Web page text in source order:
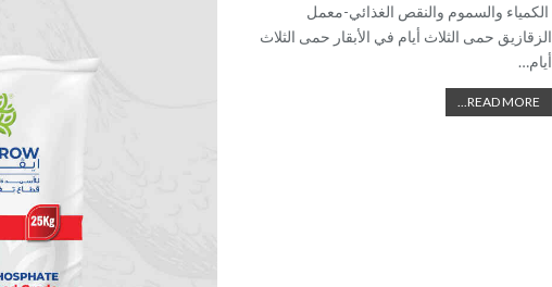
الكمياء والسموم والنقص الغذائي-معمل
الزقازيق حمى الثلاث أيام في الأبقار حمى الثلاث
أيام…
READ MORE...